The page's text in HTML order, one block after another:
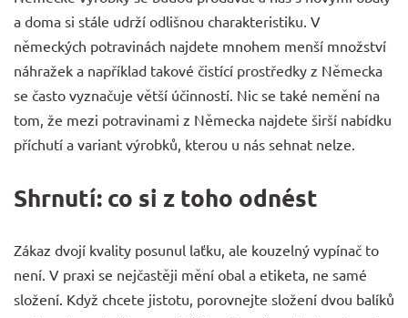
a doma si stále udrží odlišnou charakteristiku. V
německých potravinách najdete mnohem menší množství
náhražek a například takové čistící prostředky z Německa
se často vyznačuje větší účinností. Nic se také nemění na
tom, že mezi potravinami z Německa najdete širší nabídku
příchutí a variant výrobků, kterou u nás sehnat nelze.
Shrnutí: co si z toho odnést
Zákaz dvojí kvality posunul laťku, ale kouzelný vypínač to
není. V praxi se nejčastěji mění obal a etiketa, ne samé
složení. Když chcete jistotu, porovnejte složení dvou balíků